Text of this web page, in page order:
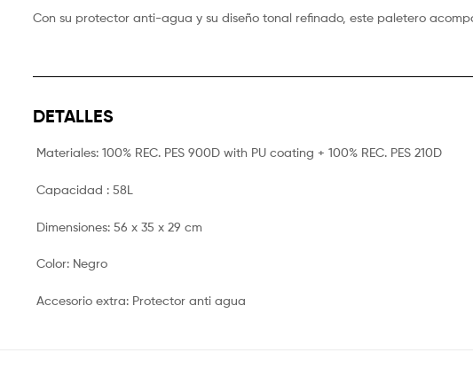
Con su protector anti-agua y su diseño tonal refinado, este paletero
DETALLES
Materiales: 100% REC. PES 900D with PU coating + 100% REC. PES 210D
Capacidad : 58L
Dimensiones: 56 x 35 x 29 cm
Color: Negro
Accesorio extra: Protector anti agua